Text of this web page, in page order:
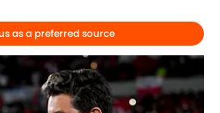
as a preferred source